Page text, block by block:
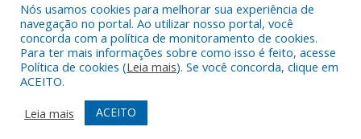
Todos os direitos reservados a Prefeitura Municipal de Eldorado
do Carajás
Mapa do Site
Acessar o Webmail
Nós usamos cookies para melhorar sua experiência de
navegação no portal. Ao utilizar nosso portal, você
concorda com a política de monitoramento de cookies.
Para ter mais informações sobre como isso é feito, acesse
Política de cookies (Leia mais). Se você concorda, clique em
ACEITO.
Leia mais
ACEITO